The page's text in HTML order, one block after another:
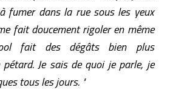
fumer dans la rue sous les yeux
fait doucement rigoler en même
fait des dégâts bien plus
Je sais de quoi je parle, je
tous les jours. "